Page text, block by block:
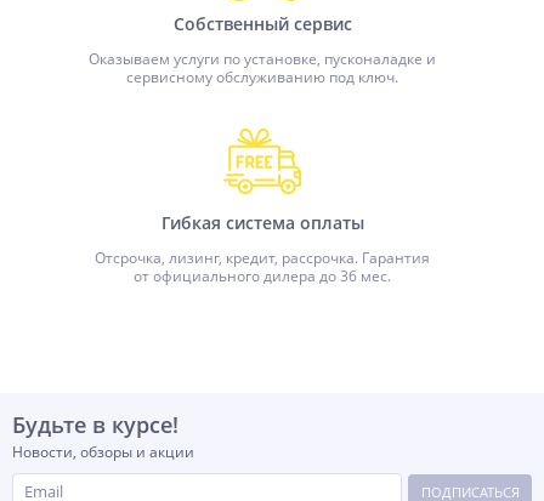
Собственный сервис
Оказываем услуги по установке, пусконаладке и
сервисному обслуживанию под ключ.
Гибкая система оплаты
Отсрочка, лизинг, кредит, рассрочка. Гарантия
от официального дилера до 36 мес.
Будьте в курсе!
Новости, обзоры и акции
ПОДПИСАТЬСЯ